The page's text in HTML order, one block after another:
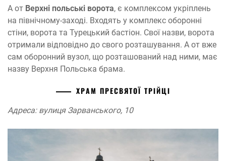
А от Верхні польські ворота, є комплексом укріплень
на північному-заході. Входять у комплекс оборонні
стіни, ворота та Турецький бастіон. Свої назви, ворота
отримали відповідно до свого розташування. А от вже
сам оборонний вузол, що розташований над ними, має
назву Верхня Польська брама.
ХРАМ ПРЕСВЯТОЇ ТРІЙЦІ
Адреса: вулиця Зарванського, 10